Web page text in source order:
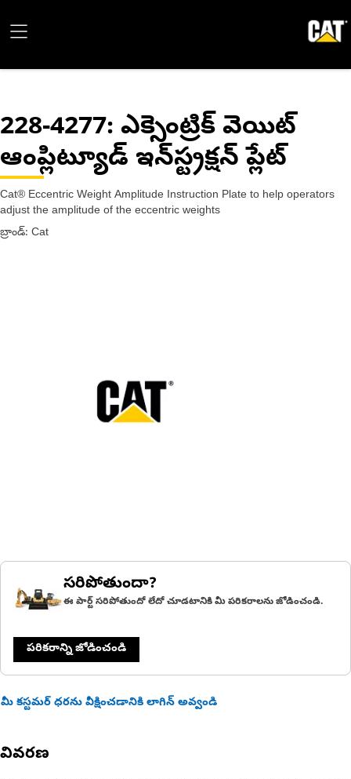
228-4277: ఎక్సెంట్రిక్ వెయిట్
ఆంప్లిట్యూడ్ ఇన్‌స్ట్రక్షన్ ప్లేట్
Cat® Eccentric Weight Amplitude Instruction Plate to help operators
adjust the amplitude of the eccentric weights
బ్రాండ్: Cat
సరిపోతుందా?
ఈ పార్ట్ సరిపోతుందో లేదో చూడటానికి మీ పరికరాలను జోడించండి.
పరికరాన్ని జోడించండి
మీ కస్టమర్ ధరను వీక్షించడానికి లాగిన్ అవ్వండి
వివరణ